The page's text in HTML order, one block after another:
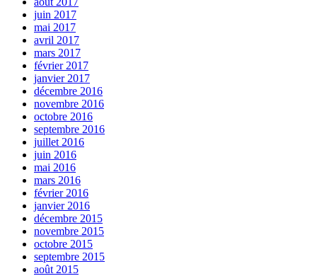
juin 2017
mai 2017
avril 2017
mars 2017
février 2017
janvier 2017
décembre 2016
novembre 2016
octobre 2016
septembre 2016
juillet 2016
juin 2016
mai 2016
mars 2016
février 2016
janvier 2016
décembre 2015
novembre 2015
octobre 2015
septembre 2015
août 2015